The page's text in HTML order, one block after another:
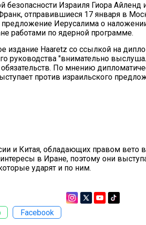
безопасности Израиля Гиора
отправившиеся 17 января в
Иерусалима о
работами по ядерной программе.
издание Haaretz со ссылкой на
руководства "внимательно
По мнению
против израильского
и Китая, обладающих правом вето
в Иране, поэтому они
ударят и по ним.
Facebook